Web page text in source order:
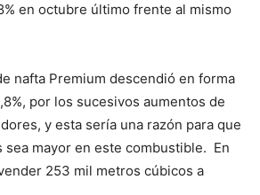
en octubre último frente al mismo
nafta Premium descendió en forma
por los sucesivos aumentos de
y esta sería una razón para que
sea mayor en este combustible. En
253 mil metros cúbicos a